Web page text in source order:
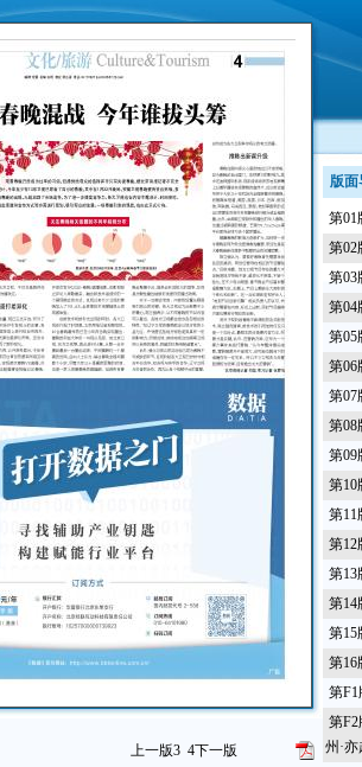
上一版3 4下一版
版面
第01
第02
第03
第04
第05
第06
第07
第08
第09
第10
第11
第12
第13
第14
第15
第16
第F1
第F2
州·